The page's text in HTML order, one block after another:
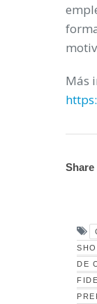
Más
Share
DE